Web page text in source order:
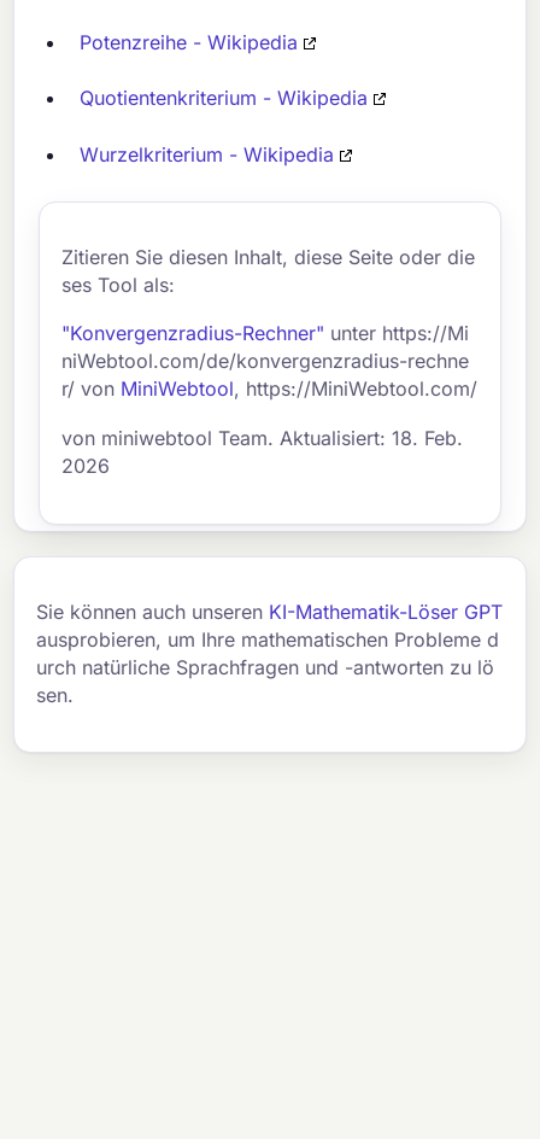
Potenzreihe - Wikipedia
Quotientenkriterium - Wikipedia
Wurzelkriterium - Wikipedia
Zitieren Sie diesen Inhalt, diese Seite oder die
ses Tool als:
"Konvergenzradius-Rechner" unter https://Mi
niWebtool.com/de/konvergenzradius-rechne
r/ von MiniWebtool, https://MiniWebtool.com/
von miniwebtool Team. Aktualisiert: 18. Feb.
2026
Sie können auch unseren KI-Mathematik-Löser GPT
ausprobieren, um Ihre mathematischen Probleme d
urch natürliche Sprachfragen und -antworten zu lö
sen.